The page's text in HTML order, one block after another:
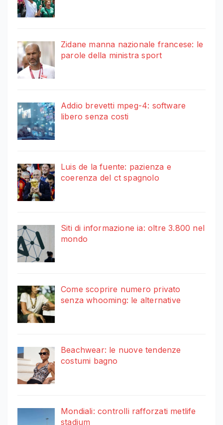
Zidane manna nazionale francese: le
parole della ministra sport
Addio brevetti mpeg-4: software
libero senza costi
Luis de la fuente: pazienza e
coerenza del ct spagnolo
Siti di informazione ia: oltre 3.800 nel
mondo
Come scoprire numero privato
senza whooming: le alternative
Beachwear: le nuove tendenze
costumi bagno
Mondiali: controlli rafforzati metlife
stadium